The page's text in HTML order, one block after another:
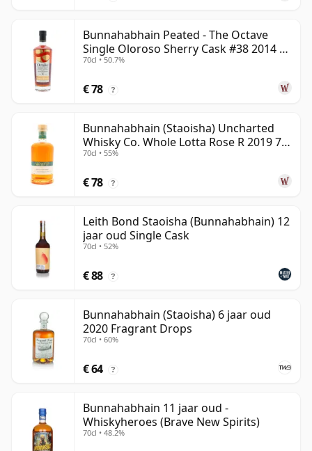
Bunnahabhain Peated - The Octave
Single Oloroso Sherry Cask #38 2014 9
jaar oud
70cl • 50.7%
€ 78 ?
Bunnahabhain (Staoisha) Uncharted
Whisky Co. Whole Lotta Rose R 2019 7
jaar oud
70cl • 55%
€ 78 ?
Leith Bond Staoisha (Bunnahabhain) 12
jaar oud Single Cask
70cl • 52%
€ 88 ?
Bunnahabhain (Staoisha) 6 jaar oud
2020 Fragrant Drops
70cl • 60%
€ 64 ?
Bunnahabhain 11 jaar oud -
Whiskyheroes (Brave New Spirits)
70cl • 48.2%